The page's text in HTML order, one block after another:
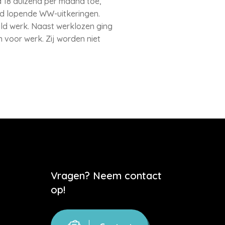
lopende WW-uitkeringen.
werk. Naast werklozen ging
voor werk. Zij worden niet
Vragen? Neem contact
op!